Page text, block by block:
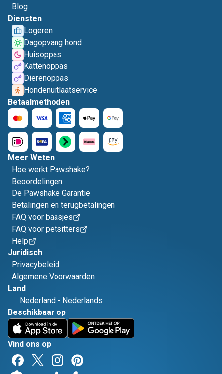
Blog
Diensten
Logeren
Dagopvang hond
Huisoppas
Kattenoppas
Dierenoppas
Hondenuitlaatservice
Betaalmethoden
Meer Weten
Hoe werkt Pawshake?
Beoordelingen
De Pawshake Garantie
Betalingen en terugbetalingen
FAQ voor baasjes
FAQ voor petsitters
Help
Juridisch
Privacybeleid
Algemene Voorwaarden
Land
Nederland - Nederlands
Beschikbaar op
Vind ons op